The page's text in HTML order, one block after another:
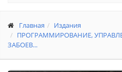
Главная
Издания
ПРОГРАММИРОВАНИЕ,
ЗАБОЕВ...